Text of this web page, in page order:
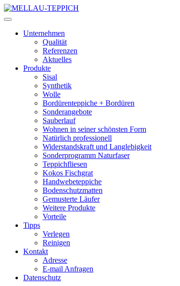
Unternehmen
Qualität
Referenzen
Aktuelles
Produkte
Sisal
Synthetik
Wolle
Bordürenteppiche + Bordüren
Sonderangebote
Sauberlauf
Wohnen in seiner schönsten Form
Natürlich professionell
Widerstandskraft und Langlebigkeit
Sonderprogramm Naturfaser
Teppichfliesen
Kokos Fischgrat
Handwebeteppiche
Bodenschutzmatten
Gemusterte Läufer
Weitere Produkte
Vorteile
Tipps
Verlegen
Reinigen
Kontakt
Adresse
E-mail Anfragen
Datenschutz